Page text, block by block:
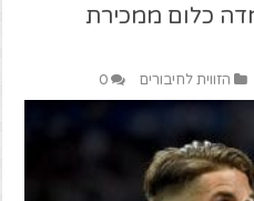
כלום ממכירת
הזווית לחיבורים 0